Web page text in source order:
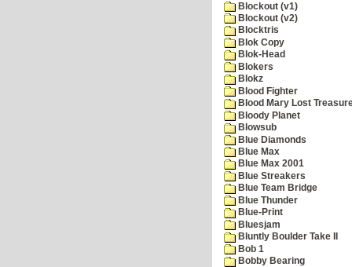
Blockout (v1)
Blockout (v2)
Blocktris
Blok Copy
Blok-Head
Blokers
Blokz
Blood Fighter
Blood Mary Lost
Bloody Planet
Blowsub
Blue Diamonds
Blue Max
Blue Max 2001
Blue Streakers
Blue Team Bridge
Blue Thunder
Blue-Print
Bluesjam
Bluntly Boulder Take II
Bob 1
Bobby Bearing